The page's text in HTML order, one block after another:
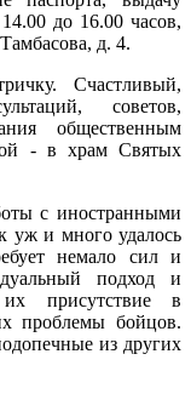
до 16.00 часов,
д. 4.
Счастливый,
советов,
общественным
- в храм Святых
с иностранными
уж и много удалось
немало сил и
подход и
присутствие в
проблемы бойцов.
из других